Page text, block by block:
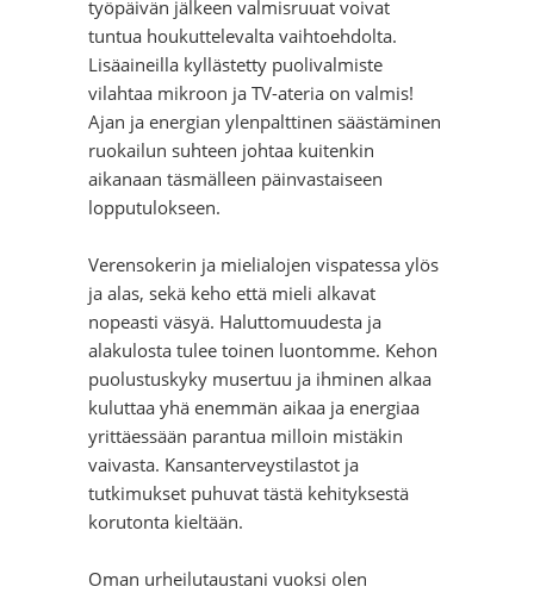
työpäivän jälkeen valmisruuat voivat
tuntua houkuttelevalta vaihtoehdolta.
Lisäaineilla kyllästetty puolivalmiste
vilahtaa mikroon ja TV-ateria on valmis!
Ajan ja energian ylenpalttinen säästäminen
ruokailun suhteen johtaa kuitenkin
aikanaan täsmälleen päinvastaiseen
lopputulokseen.
Verensokerin ja mielialojen vispatessa ylös
ja alas, sekä keho että mieli alkavat
nopeasti väsyä. Haluttomuudesta ja
alakulosta tulee toinen luontomme. Kehon
puolustuskyky musertuu ja ihminen alkaa
kuluttaa yhä enemmän aikaa ja energiaa
yrittäessään parantua milloin mistäkin
vaivasta. Kansanterveystilastot ja
tutkimukset puhuvat tästä kehityksestä
korutonta kieltään.
Oman urheilutaustani vuoksi olen